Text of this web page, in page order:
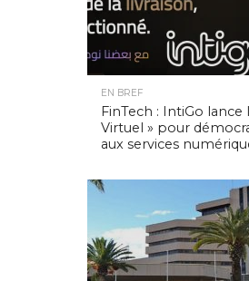
EN BREF
FinTech : IntiGo lance
Virtuel » pour
aux services